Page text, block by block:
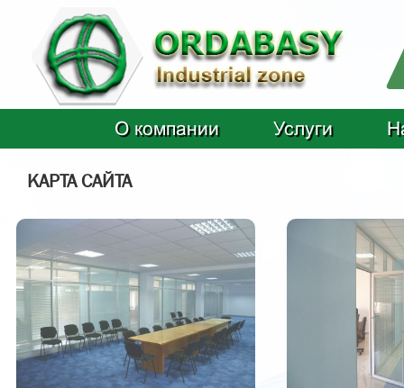
О компании Услуги
КАРТА САЙТА